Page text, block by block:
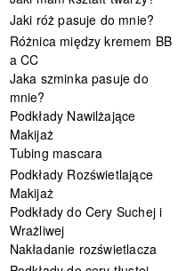
Jaki róż pasuje do mnie?
Różnica między kremem BB
a CC
Jaka szminka pasuje do
mnie?
Podkłady Nawilżające
Makijaż
Tubing mascara
Podkłady Rozświetlające
Makijaż
Podkłady do Cery Suchej i
Wrażliwej
Nakładanie rozświetlacza